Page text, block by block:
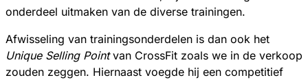
onderdeel uitmaken van de diverse trainingen.
Afwisseling van trainingsonderdelen is dan ook het
Unique Selling Pointvan CrossFit zoals we in de verkoop
zouden zeggen. Hiernaast voegde hij een competitief